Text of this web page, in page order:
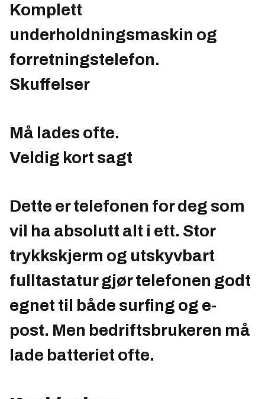
Minnekort:Micro-SD, inntil 16 GB
USB:
2.0, Micro-USB
Medieutgang: 3,5 mm minijack
5 MP
Video:640 x 480 piksler 30 FPS
18(GSM)/17(3G) døgn hviletid
Komplett
underholdningsmaskin og
forretningstelefon.
Skuffelser
Må lades ofte.
Veldig kort sagt
Dette er telefonen for deg som
vil ha absolutt alt i ett. Stor
trykkskjerm og utskyvbart
fulltastatur gjør telefonen godt
egnet til både surfing og e-
post. Men bedriftsbrukeren må
lade batteriet ofte.